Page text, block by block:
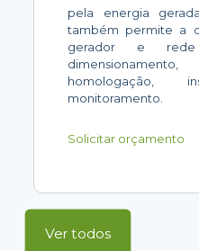
pela energia
também permite a
gerador e rede
homologação,
monitoramento.
Solicitar orçamento
Ver todos